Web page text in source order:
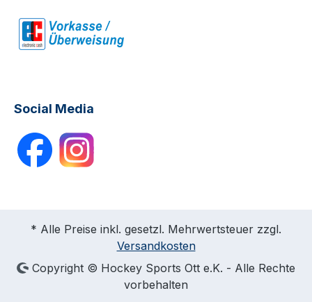
Social Media
* Alle Preise inkl. gesetzl. Mehrwertsteuer zzgl.
Versandkosten
Copyright © Hockey Sports Ott e.K. - Alle Rechte
vorbehalten